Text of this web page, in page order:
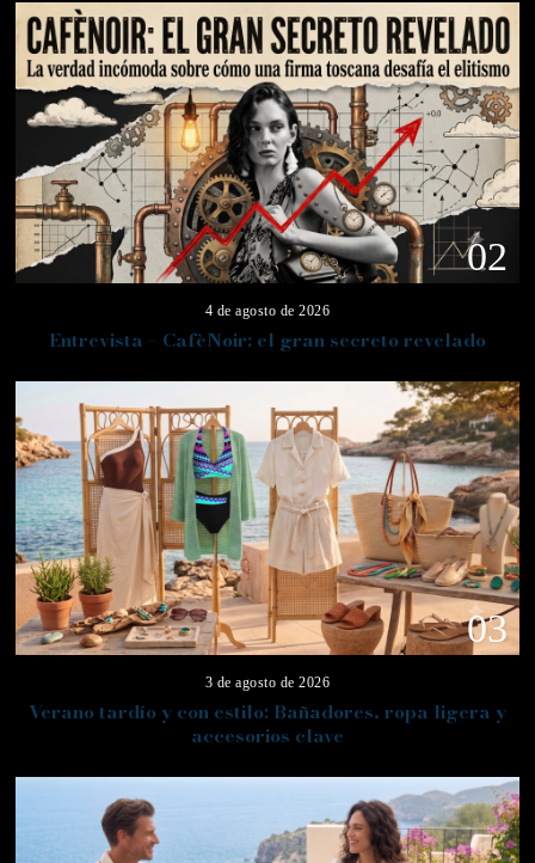
02
4 de agosto de 2026
Entrevista – CafèNoir: el gran secreto revelado
03
3 de agosto de 2026
Verano tardío y con estilo: Bañadores, ropa ligera y
accesorios clave